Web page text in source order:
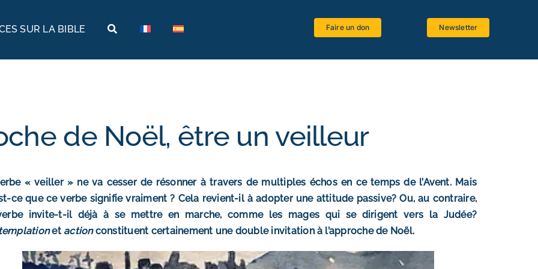
SUR LA BIBLE
Égypte
Israël
Jordanie
Langues anciennes
La Bible et le Magistère
Faire un don Newsletter
de Noël, être un veilleur
« veiller » ne va cesser de résonner à travers de multiples échos en ce temps de l’Avent. Mais
ce que ce verbe signifie vraiment ? Cela revient-il à adopter une attitude passive? Ou, au contraire,
invite-t-il déjà à se mettre en marche, comme les mages qui se dirigent vers la Judée?
et actionconstituent certainement une double invitation à l’approche de Noël.